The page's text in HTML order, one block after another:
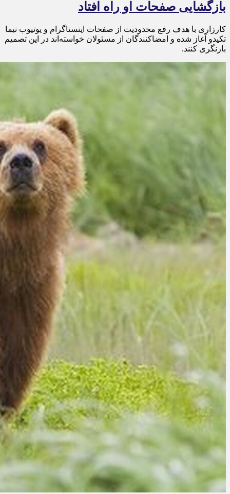
بازگشایی صفحات او راه افتاد
کارزاری با هدف رفع محدودیت از صفحات اینستاگرام و یوتیوب نیما
تکیدو آغاز شده و امضاکنندگان از مسئولان خواسته‌اند در این تصمیم
بازنگری کنند.